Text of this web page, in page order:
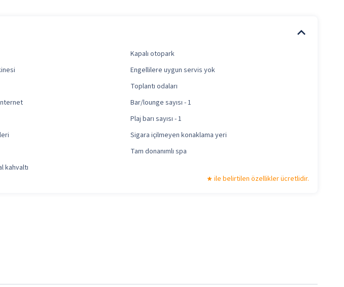
Kapalı otopark
Engellilere uygun servis yok
Toplantı odaları
Bar/lounge sayısı - 1
Plaj barı sayısı - 1
Sigara içilmeyen konaklama yeri
Tam donanımlı spa
kahvaltı
ile belirtilen özellikler ücretlidir.